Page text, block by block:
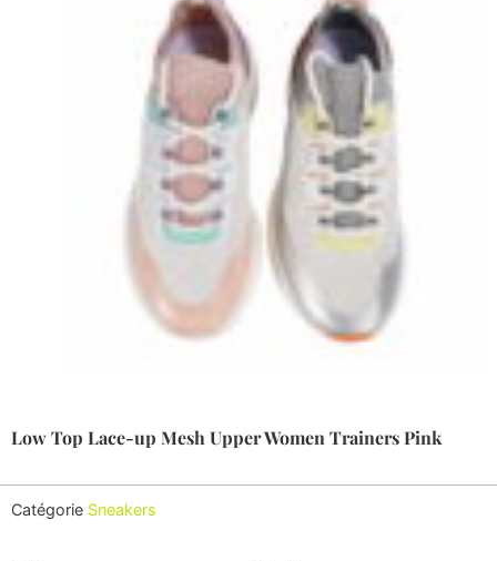
Low Top Lace-up Mesh Upper Women Trainers Pink
Catégorie Sneakers